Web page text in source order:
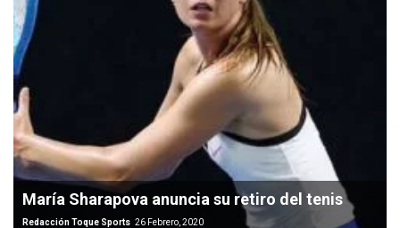
María Sharapova anuncia su retiro del tenis
Redacción Toque Sports 26 Febrero, 2020